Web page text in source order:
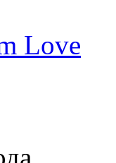
Love